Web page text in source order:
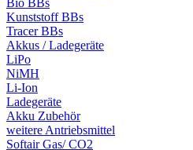
Bio BBs
Kunststoff BBs
Tracer BBs
Akkus / Ladegeräte
LiPo
NiMH
Li-Ion
Ladegeräte
Akku Zubehör
weitere Antriebsmittel
Softair Gas/ CO2